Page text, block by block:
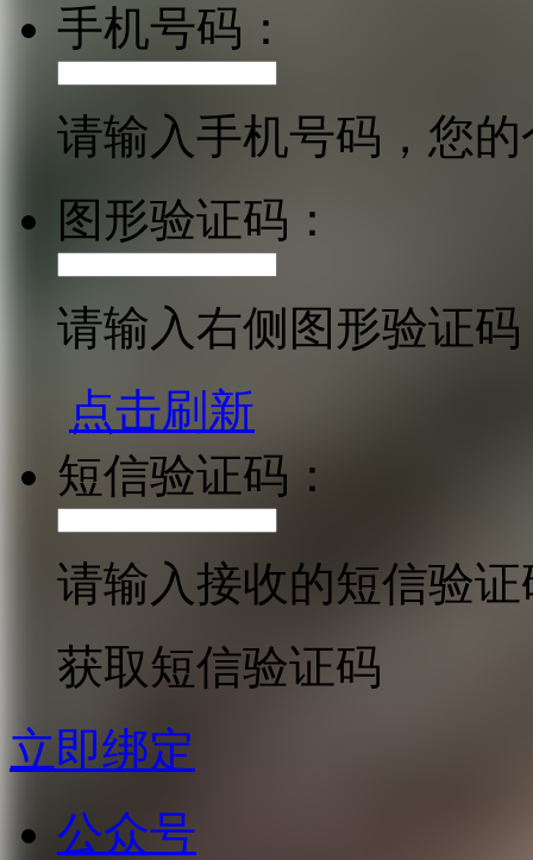
手机号码：
请输入手机号码，您
图形验证码：
请输入右侧图形验证码
点击刷新
短信验证码：
请输入接收的短信验证
获取短信验证码
立即绑定
公众号